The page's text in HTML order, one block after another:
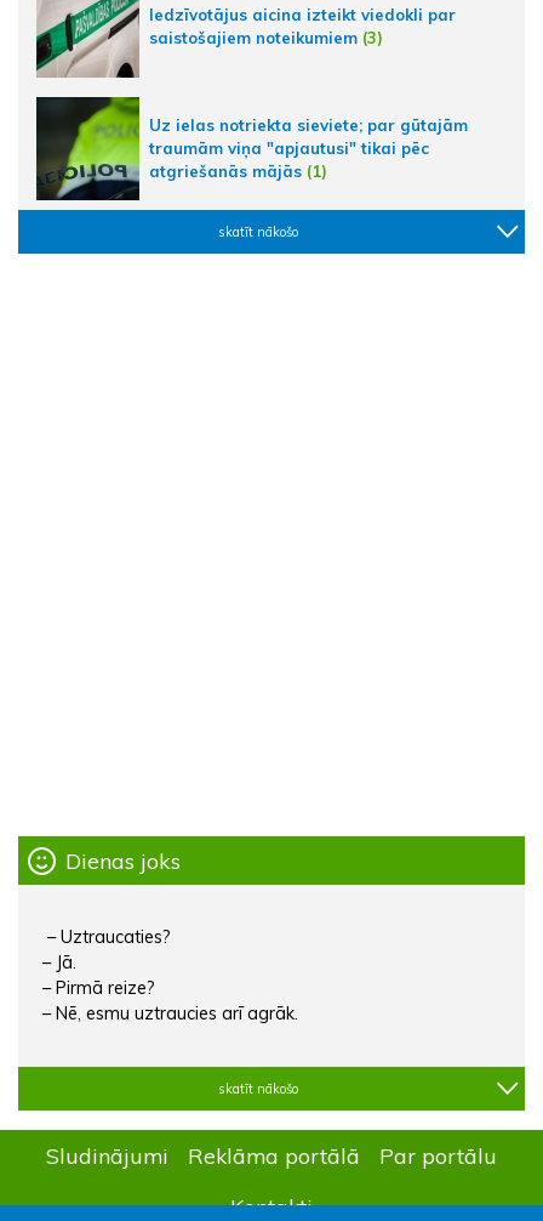
Iedzīvotājus aicina izteikt viedokli par
saistošajiem noteikumiem (3)
Uz ielas notriekta sieviete; par gūtajām
traumām viņa "apjautusi" tikai pēc
atgriešanās mājās (1)
skatīt nākošo
Dienas joks
– Uztraucaties?
– Jā.
– Pirmā reize?
– Nē, esmu uztraucies arī agrāk.
skatīt nākošo
Sludinājumi Reklāma portālā
Par portālu
Kontakti